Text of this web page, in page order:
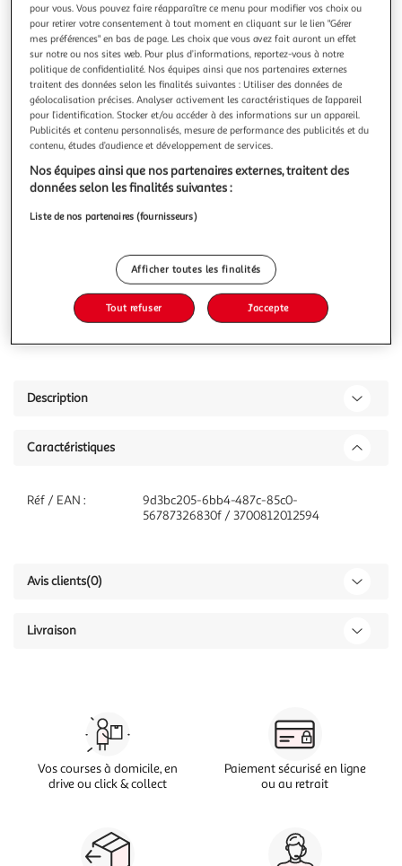
ESPACE-BRICOLAGE
Bande caoutchouc spongieux epdm croûté 4 faces
noir 20x20mm longueur 1m
Description :Présentation :Bande caoutchouc spongieux
epdm croûté 4 faces noir 20x20mm longueur 1mUtilisé
dans de nombreux secteurs tels que celui du bâtiment, de
la carrosserie ou encore de la menuiserie ou de la
maintenance, ce caoutchouc spongieux epdm noir, extrudé
en continu, présente une excel
En savoir +
Vendu par Espace-Bricolage
Livraison dès 3/4 jours
A partir de 6,90€
13,99€
Ajouter au panier
Ajouter à une liste
Description
Caractéristiques
Réf / EAN :
9d3bc205-6bb4-487c-85c0-
56787326830f / 3700812012594
Avis clients(0)
Livraison
Vos courses à domicile, en
drive ou click & collect
Paiement sécurisé en ligne
ou au retrait
pour vous. Vous pouvez faire réapparaître ce menu pour modifier vos choix ou
pour retirer votre consentement à tout moment en cliquant sur le lien "Gérer
mes préférences" en bas de page. Les choix que vous avez fait auront un effet
sur notre ou nos sites web. Pour plus d’informations, reportez-vous à notre
politique de confidentialité. Nos équipes ainsi que nos partenaires externes
traitent des données selon les finalités suivantes : Utiliser des données de
géolocalisation précises. Analyser activement les caractéristiques de l’appareil
pour l’identification. Stocker et/ou accéder à des informations sur un appareil.
Publicités et contenu personnalisés, mesure de performance des publicités et du
contenu, études d’audience et développement de services.
Nos équipes ainsi que nos partenaires externes, traitent des
données selon les finalités suivantes :
Liste de nos partenaires (fournisseurs)
Afficher toutes les finalités
Tout refuser J'accepte